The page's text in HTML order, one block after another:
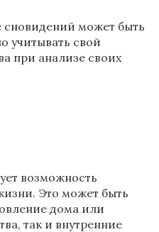
сновидений может быть
учитывать свой
при анализе своих
возможность
Это может быть
дома или
так и внутренние